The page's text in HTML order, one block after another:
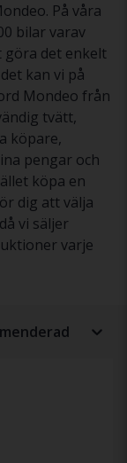
På våra
bilar varav
göra det enkelt
kan vi på
Mondeo från
tvätt,
köpare,
pengar och
köpa en
dig att välja
vi säljer
varje